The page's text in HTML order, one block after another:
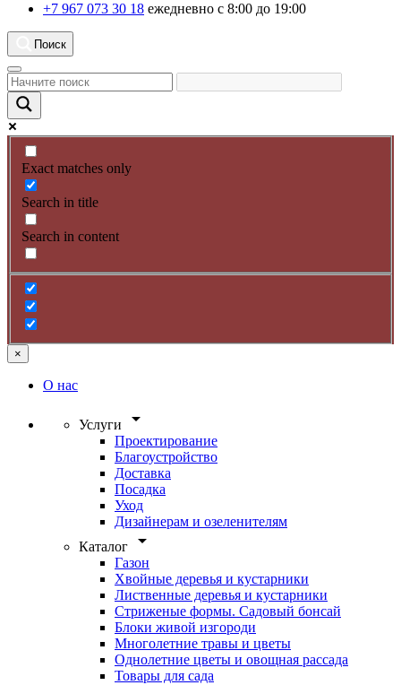
+7 967 073 30 18 ежедневно с 8:00 до 19:00
Поиск
Exact matches only
Search in title
Search in content
×
О нас
Услуги arrow_drop_down
Проектирование
Благоустройство
Доставка
Посадка
Уход
Дизайнерам и озеленителям
Каталог
arrow_drop_down
Газон
Хвойные деревья и кустарники
Лиственные деревья и кустарники
Стриженые формы. Садовый бонсай
Блоки живой изгороди
Многолетние травы и цветы
Однолетние цветы и овощная рассада
Товары для сада